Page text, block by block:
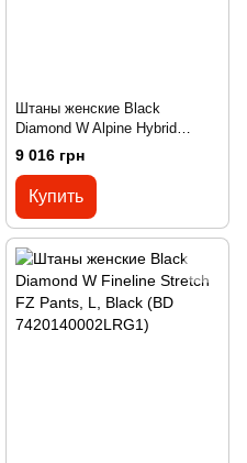
Штаны женские Black
Diamond W Alpine Hybrid
Pants, 10, Black (BD
743014000200101)
9 016 грн
Купить